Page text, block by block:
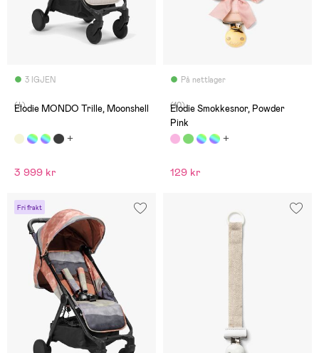
3 IGJEN
(4)
Elodie MONDO Trille, Moonshell
3 999 kr
På nettlager
(10)
Elodie Smokkesnor, Powder
Pink
129 kr
Fri frakt